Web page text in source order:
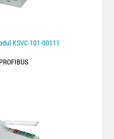
KSVC-101-00111